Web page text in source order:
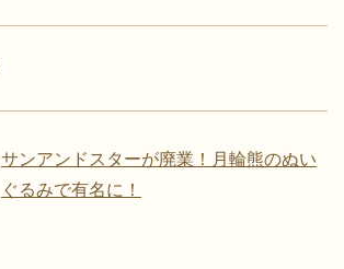
サンアンドスターが廃業！月輪熊のぬい
ぐるみで有名に！